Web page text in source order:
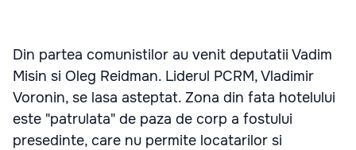
Din partea comunistilor au venit deputatii Vadim
Misin si Oleg Reidman. Liderul PCRM, Vladimir
Voronin, se lasa asteptat. Zona din fata hotelului
este "patrulata" de paza de corp a fostului
presedinte, care nu permite locatarilor si